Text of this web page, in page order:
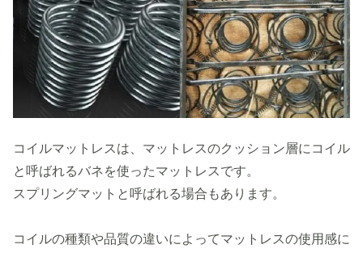
コイルマットレスは、マットレスのクッション層にコイル
と呼ばれるバネを使ったマットレスです。
スプリングマットと呼ばれる場合もあります。
コイルの種類や品質の違いによってマットレスの使用感に